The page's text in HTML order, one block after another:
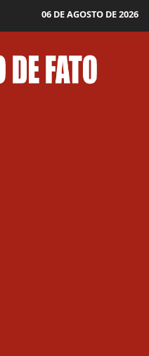
06 DE AGOSTO DE 2026